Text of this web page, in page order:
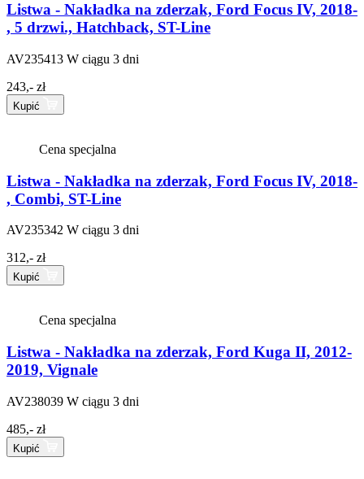
Listwa - Nakładka na zderzak, Ford Focus IV, 2018-
, 5 drzwi., Hatchback, ST-Line
AV235413 W ciągu 3 dni
243,- zł
Kupić
Cena specjalna
Listwa - Nakładka na zderzak, Ford Focus IV, 2018-
, Combi, ST-Line
AV235342 W ciągu 3 dni
312,- zł
Kupić
Cena specjalna
Listwa - Nakładka na zderzak, Ford Kuga II, 2012-
2019, Vignale
AV238039 W ciągu 3 dni
485,- zł
Kupić